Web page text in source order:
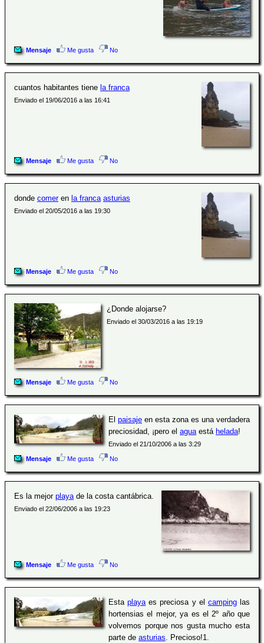
Mensaje Me gusta No
cuantos habitantes tiene la franca
Enviado el 19/06/2016 a las 16:41
Mensaje Me gusta No
donde comeren la franca asturias
Enviado el 20/05/2016 a las 19:30
Mensaje Me gusta No
¿Donde alojarse?
Enviado el 30/03/2016 a las 19:19
Mensaje Me gusta No
El paisaje en esta zona es una verdadera
preciosidad, ¡pero el agua está helada!
Enviado el 21/10/2006 a las 3:29
Mensaje Me gusta No
Es la mejor playa de la costa cantábrica.
Enviado el 22/06/2006 a las 19:23
Mensaje Me gusta No
Estaplayaes preciosa y el campinglas
hortensias el mejor, ya es el 2º año que
volvemos porque nos gusta mucho esta
parte de asturias. Precioso!1.